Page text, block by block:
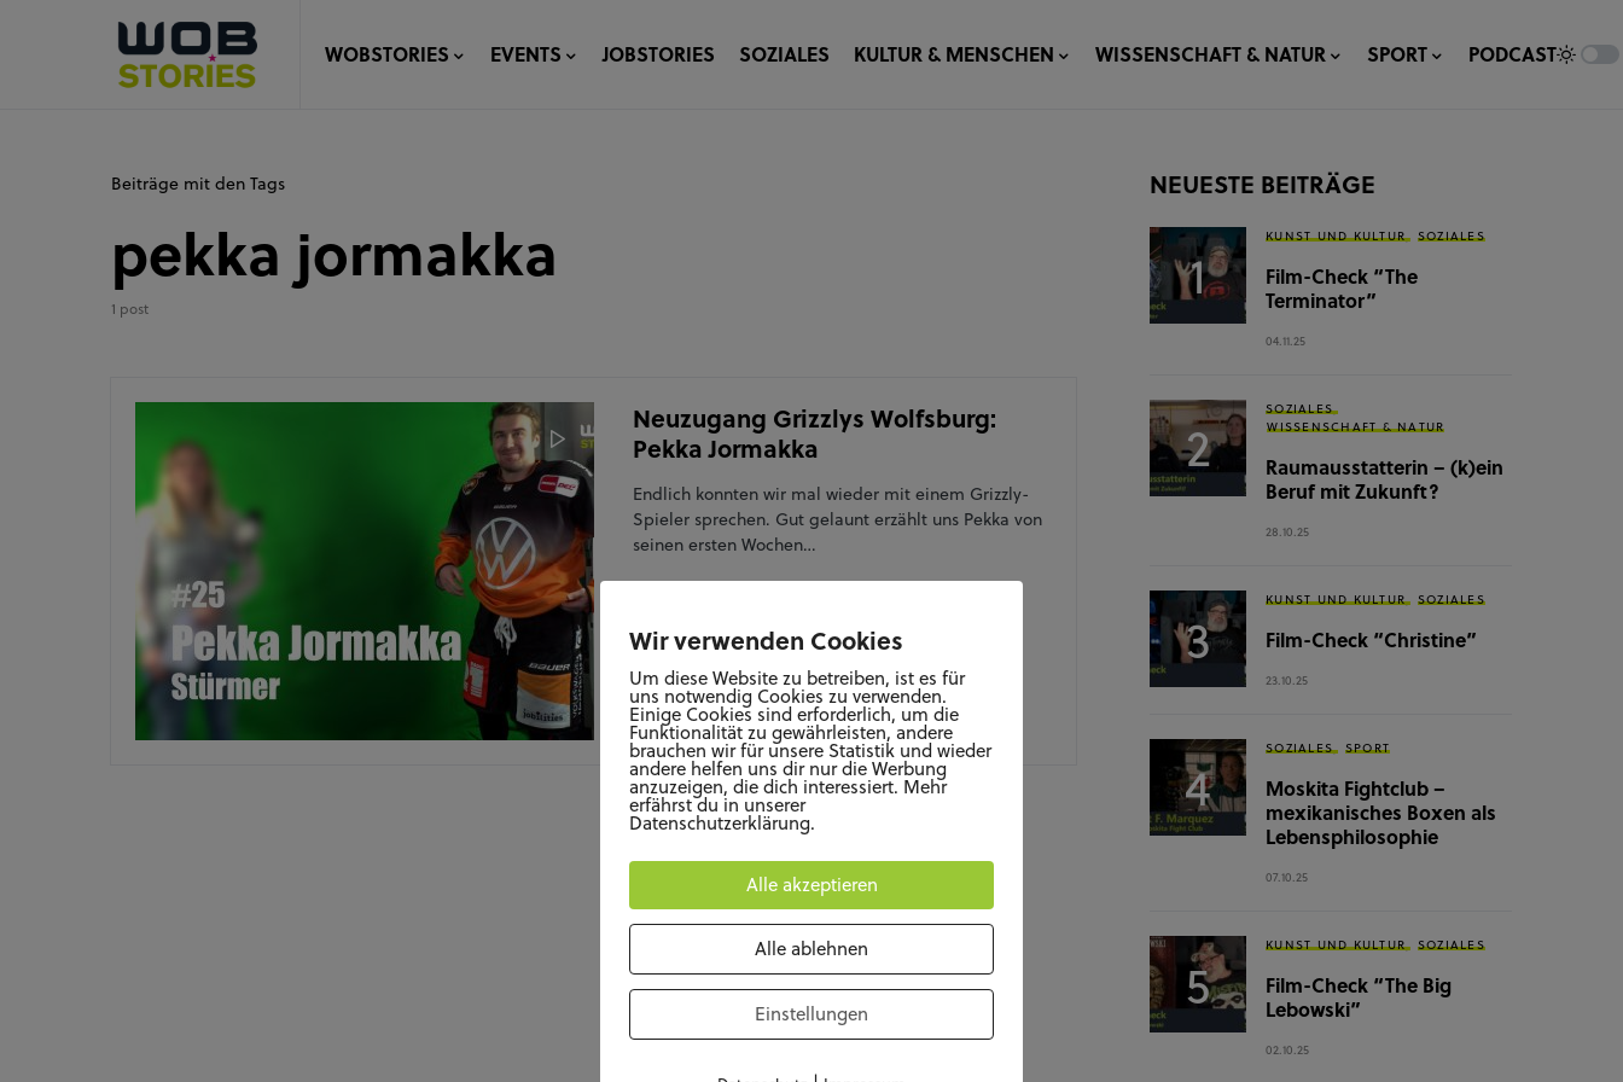
WOBSTORIES EVENTS JOBSTORIES SOZIALES KULTUR & MENSCHEN WISSENSCHAFT & NATUR SPORT PODCAST
Beiträge mit den Tags
pekka jormakka
1 post
Neuzugang Grizzlys Wolfsburg:
Pekka Jormakka
Endlich konnten wir mal wieder mit einem Grizzly-
Spieler sprechen. Gut gelaunt erzählt uns Pekka von
seinen ersten Wochen…
MÄRZ 2, 2021
NEUESTE BEITRÄGE
KUNST UND KULTUR SOZIALES
Film-Check “The
Terminator”
04.11.25
SOZIALES
WISSENSCHAFT & NATUR
Raumausstatterin – (k)ein
Beruf mit Zukunft?
28.10.25
KUNST UND KULTUR SOZIALES
Film-Check “Christine”
23.10.25
SOZIALES SPORT
Moskita Fightclub –
mexikanisches Boxen als
Lebensphilosophie
07.10.25
KUNST UND KULTUR SOZIALES
Film-Check “The Big
Lebowski”
02.10.25
Wir verwenden Cookies
Um diese Website zu betreiben, ist es für
uns notwendig Cookies zu verwenden.
Einige Cookies sind erforderlich, um die
Funktionalität zu gewährleisten, andere
brauchen wir für unsere Statistik und wieder
andere helfen uns dir nur die Werbung
anzuzeigen, die dich interessiert. Mehr
erfährst du in unserer
Datenschutzerklärung.
Alle akzeptieren
Alle ablehnen
Einstellungen